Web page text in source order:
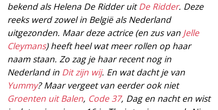
bekend als Helena De Ridder uitDe Ridder. Deze
reeks werd zowel in België als Nederland
uitgezonden. Maar deze actrice (en zus van Jelle
Cleymans) heeft heel wat meer rollen op haar
naam staan. Zo zag je haar recent nog in
Nederland in Dit zijn wij. En wat dacht je van
Yummy? Maar vergeet van eerder ook niet
Groenten uit Balen, Code 37, Dag en nacht en wist